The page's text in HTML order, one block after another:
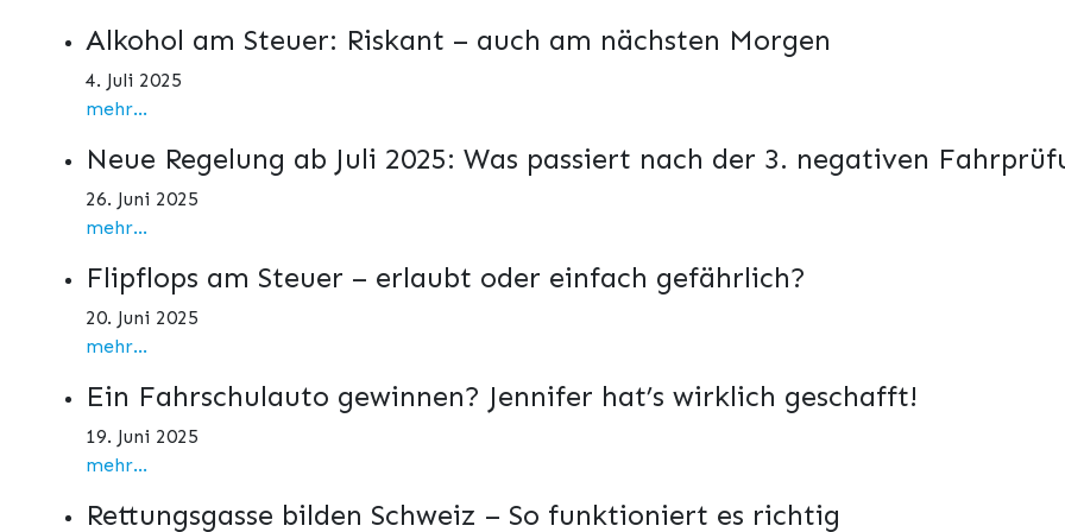
Alkohol am Steuer: Riskant – auch am nächsten Morgen
4. Juli 2025
mehr...
Neue Regelung ab Juli 2025: Was passiert nach der 3. negativen
26. Juni 2025
mehr...
Flipflops am Steuer – erlaubt oder einfach gefährlich?
20. Juni 2025
mehr...
Ein Fahrschulauto gewinnen? Jennifer hat’s wirklich geschafft!
19. Juni 2025
mehr...
Rettungsgasse bilden Schweiz – So funktioniert es richtig